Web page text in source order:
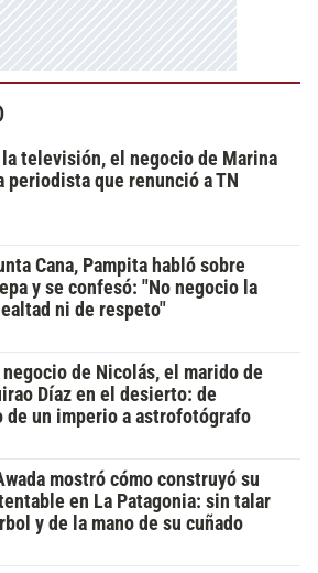
televisión, el negocio de Marina
periodista que renunció a TN
Cana, Pampita habló sobre
y se confesó: "No negocio la
ni de respeto"
negocio de Nicolás, el marido de
Díaz en el desierto: de
de un imperio a astrofotógrafo
mostró cómo construyó su
en La Patagonia: sin talar
y de la mano de su cuñado